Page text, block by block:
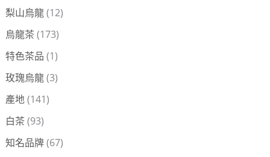
梨山烏龍(12)
烏龍茶 (173)
特色茶品 (1)
玫瑰烏龍(3)
產地(141)
白茶 (93)
知名品牌(67)